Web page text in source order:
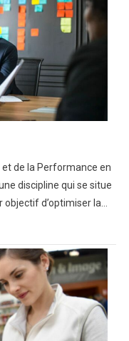
Category
Manager
“Enseigne
de
distribution”
:
Maître
Gestion
des
Catégories
de la Performance en
discipline qui se situe
d’optimiser la…